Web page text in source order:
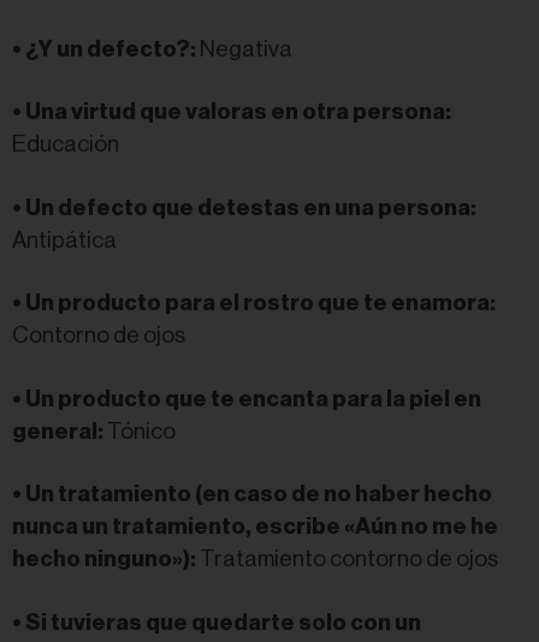
• ¿Y un defecto?: Negativa
• Una virtud que valoras en otra persona:
Educación
• Un defecto que detestas en una persona:
Antipática
• Un producto para el rostro que te enamora:
Contorno de ojos
• Un producto que te encanta para la piel en
general:
Tónico
• Un tratamiento (en caso de no haber hecho
nunca un tratamiento, escribe «Aún no me he
hecho ninguno»):
Tratamiento contorno de ojos
• Si tuvieras que quedarte solo con un